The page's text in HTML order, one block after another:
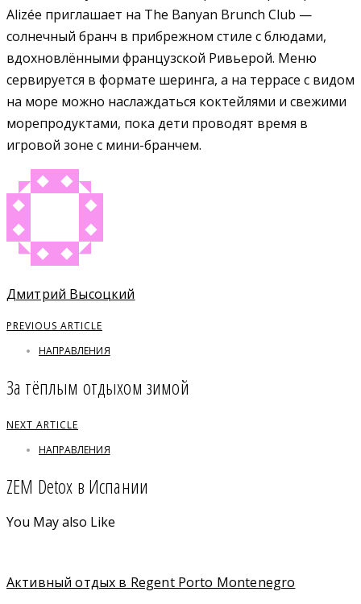
Alizée приглашает на The Banyan Brunch Club —
солнечный бранч в прибрежном стиле с блюдами,
вдохновлёнными французской Ривьерой. Меню
сервируется в формате шеринга, а на террасе с видом
на море можно наслаждаться коктейлями и свежими
морепродуктами, пока дети проводят время в
игровой зоне с мини-бранчем.
Дмитрий Высоцкий
PREVIOUS ARTICLE
НАПРАВЛЕНИЯ
За тёплым отдыхом зимой
NEXT ARTICLE
НАПРАВЛЕНИЯ
ZEM Detox в Испании
You May also Like
Активный отдых в Regent Porto Montenegro